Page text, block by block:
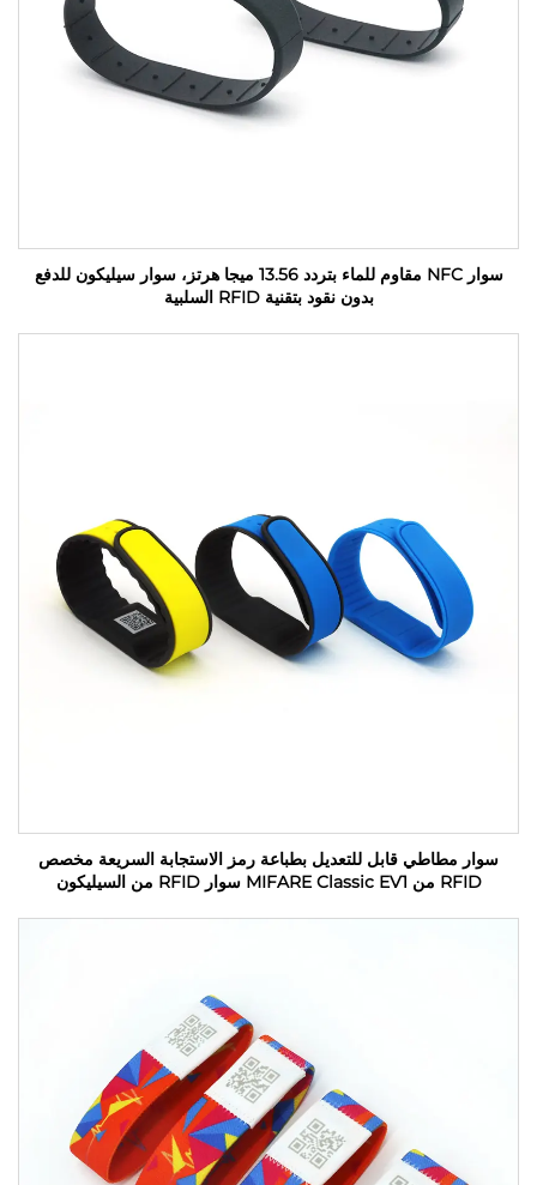
سوار NFC مقاوم للماء بتردد 13.56 ميجا هرتز، سوار سيليكون للدفع
بدون نقود بتقنية RFID السلبية
سوار مطاطي قابل للتعديل بطباعة رمز الاستجابة السريعة مخصص
RFID من MIFARE Classic EV1 سوار RFID من السيليكون